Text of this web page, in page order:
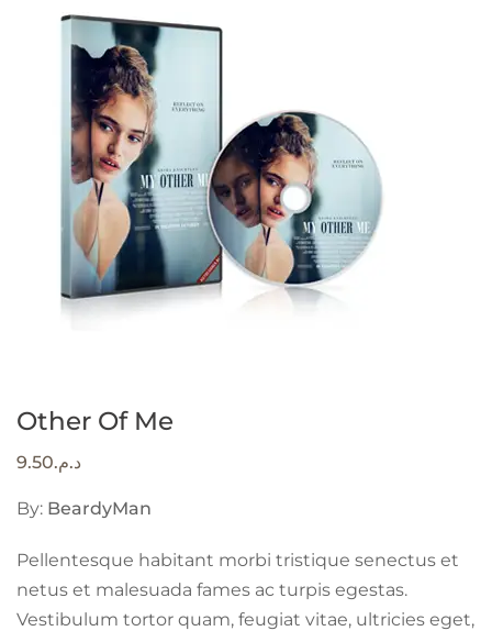
Other Of Me
د.م.9.50
By: BeardyMan
Pellentesque habitant morbi tristique senectus et
netus et malesuada fames ac turpis egestas.
Vestibulum tortor quam, feugiat vitae, ultricies eget,